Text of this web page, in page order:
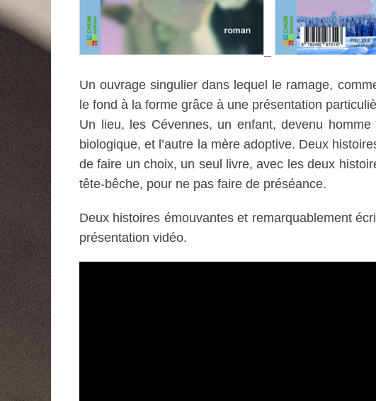
Un ouvrage singulier dans lequel le ramage,
le fond à la forme grâce à une présentation
Un lieu, les Cévennes, un enfant, devenu
biologique, et l’autre la mère adoptive. Deux
de faire un choix, un seul livre, avec les deux
tête-bêche, pour ne pas faire de préséance.
Deux histoires émouvantes et remarquablement
présentation vidéo.